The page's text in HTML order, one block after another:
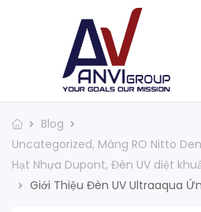
Blog
Uncategorized, Màng RO Nitto
Hạt Nhựa Dupont, Đèn UV diệt
Giới Thiệu Đèn UV Ultraaqua